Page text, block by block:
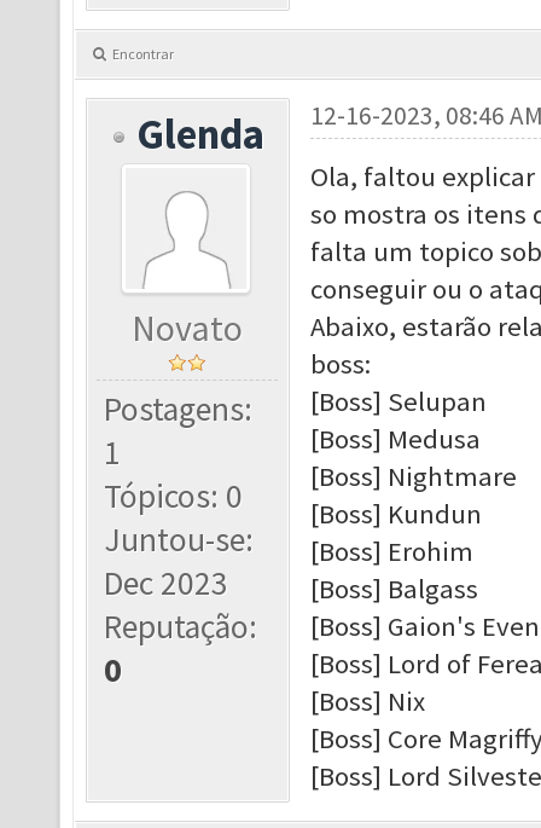
Encontrar
Glenda
Novato
Postagens:
1
Tópicos: 0
Juntou-se:
Dec 2023
Reputação:
0
12-16-2023, 08:46
Ola, faltou
so mostra os itens
falta um topico
conseguir ou o
Abaixo, estarão
boss:
[Boss] Selupan
[Boss] Medusa
[Boss] Nightmare
[Boss] Kundun
[Boss] Erohim
[Boss] Balgass
[Boss] Gaion's
[Boss] Lord of
[Boss] Nix
[Boss] Core
[Boss] Lord